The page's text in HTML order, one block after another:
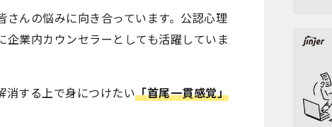
んの悩みに向き合っています。公認心理
業内カウンセラーとしても活躍していま
消する上で身につけたい「首尾一貫感覚」